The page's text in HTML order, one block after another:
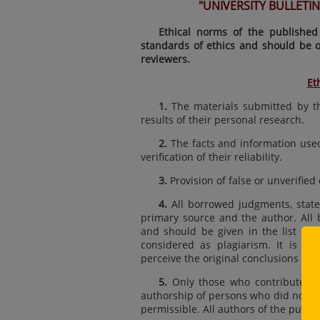
"UNIVERSITY
Ethical norms of the
standards of ethics and should be
reviewers.
1.The materials submitted by
results of their personal research.
2. The facts and information
verification of their reliability.
3. Provision of false or
4. All borrowed judgments,
primary source and the author. All
and should be given in the list of
considered as plagiarism. It is
perceive the original conclusions
5. Only those who contributed
authorship of persons who did not
permissible. All authors of the